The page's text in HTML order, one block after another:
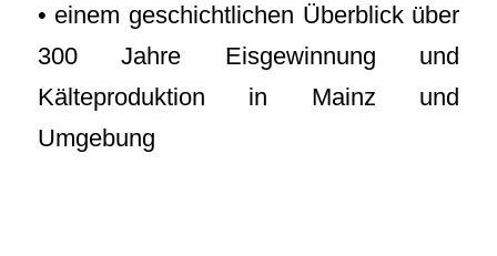
• einem geschichtlichen Überblick über
300 Jahre Eisgewinnung und
Kälteproduktion in Mainz und
Umgebung